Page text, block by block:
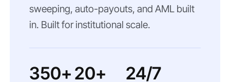
sweeping, auto-payouts, and AML built
in. Built for institutional scale.
350+ 20+ 24/7